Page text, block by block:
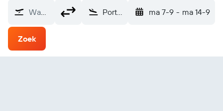
Waarvandaan? Port Augusta (PUG) ma 7-9 - ma 14-9
Zoek